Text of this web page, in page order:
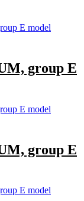
group E
group E